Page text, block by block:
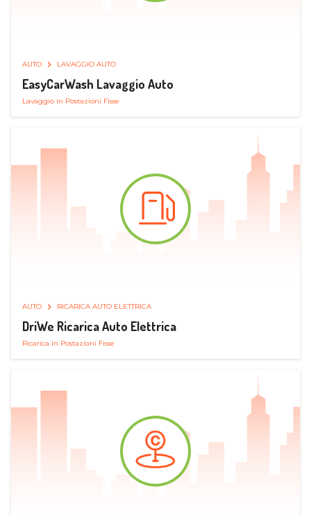
AUTO LAVAGGIO AUTO
EasyCarWash Lavaggio Auto
Lavaggio in Postazioni Fisse
AUTO RICARICA AUTO ELETTRICA
DriWe Ricarica Auto Elettrica
Ricarica in Postazioni Fisse